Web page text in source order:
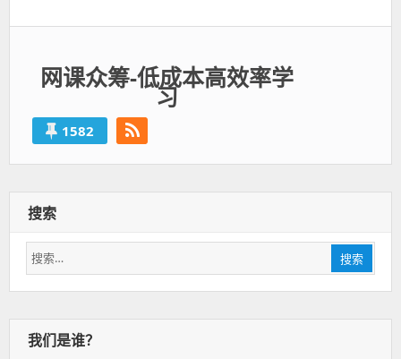
网课众筹-低成本高效率学
习
1582
搜索
搜
索：
搜索
我们是谁？